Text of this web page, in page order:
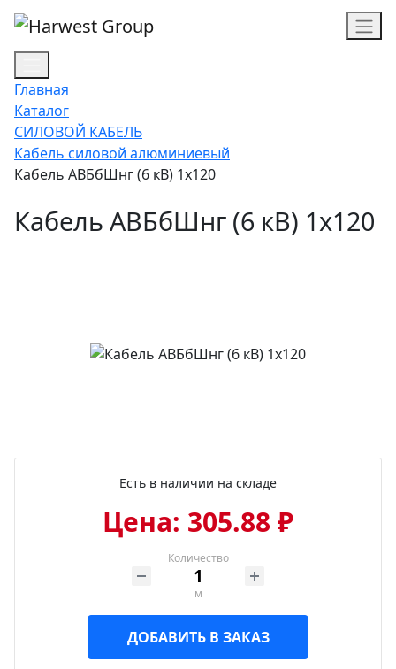
Главная
Каталог
СИЛОВОЙ КАБЕЛЬ
Кабель силовой алюминиевый
Кабель АВБбШнг (6 кВ) 1х120
Кабель АВБбШнг (6 кВ) 1х120
Есть в наличии на складе
Цена: 305.88 ₽
Количество
м
ДОБАВИТЬ В ЗАКАЗ